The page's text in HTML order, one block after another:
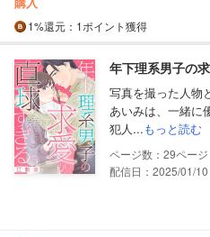
1%還元 ：1ポイント獲得
年下理系男子の
写真を撮った人物
あいみは、一緒に
犯人...もっと読む
29
配信日：2025/01/10